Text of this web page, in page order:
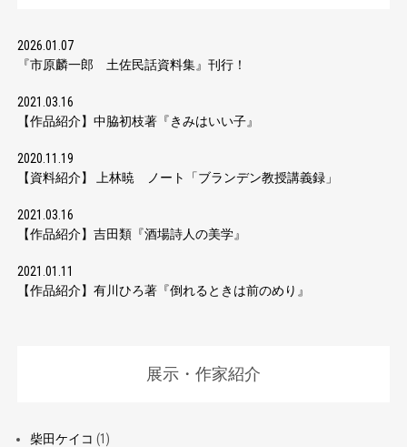
2026.01.07
『市原麟一郎 土佐民話資料集』刊行！
2021.03.16
【作品紹介】中脇初枝著『きみはいい子』
2020.11.19
【資料紹介】 上林暁 ノート「ブランデン教授講義録」
2021.03.16
【作品紹介】吉田類『酒場詩人の美学』
2021.01.11
【作品紹介】有川ひろ著『倒れるときは前のめり』
展示・作家紹介
柴田ケイコ (1)